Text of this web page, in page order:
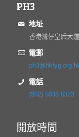
PH3
地址
香港灣仔皇后大
電郵
電話
(852) 5933 6323
開放時間